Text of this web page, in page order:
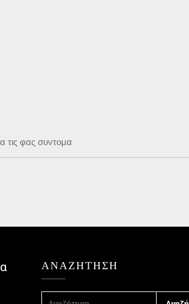
τις φας συντομα
ΑΝΑΖΉΤΗΣΗ
ΑΝΑΖΉΤΗΣΗ